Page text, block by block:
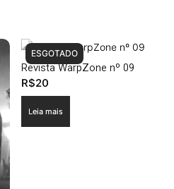
ESGOTADO
Revista WarpZone nº 09
R$20
Leia mais